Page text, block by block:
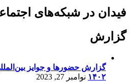
فیدان در شبکه‌های
گزارش
گزارش حضورها و جوایز
۱۴۰۲ نوامبر 27, 2023